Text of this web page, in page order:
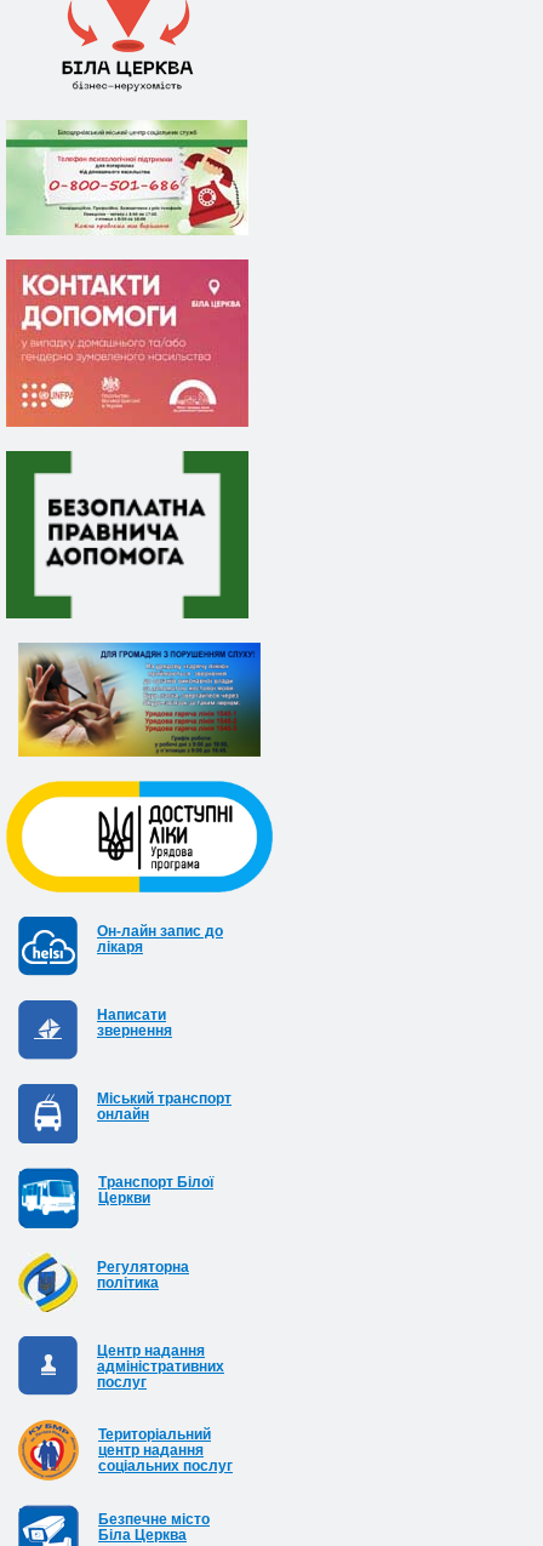
Он-лайн запис до
лікаря
Написати
звернення
Міський транспорт
онлайн
Транспорт Білої
Церкви
Регуляторна
політика
Центр надання
адміністративних
послуг
Територіальний
центр надання
соціальних послуг
Безпечне місто
Біла Церква